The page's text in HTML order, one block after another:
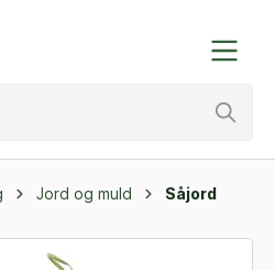
Jord og muld Såjord